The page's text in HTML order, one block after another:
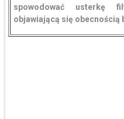
spowodować usterkę
objawiającą się obecnością